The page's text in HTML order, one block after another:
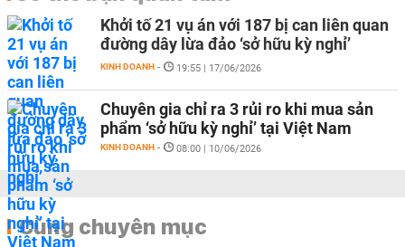
Khởi tố 21 vụ án với 187 bị can liên quan
đường dây lừa đảo ‘sở hữu kỳ nghỉ’
KINH DOANH - 19:55 | 17/06/2026
Chuyên gia chỉ ra 3 rủi ro khi mua sản
phẩm ‘sở hữu kỳ nghỉ’ tại Việt Nam
KINH DOANH - 08:00 | 10/06/2026
Cùng chuyên mục